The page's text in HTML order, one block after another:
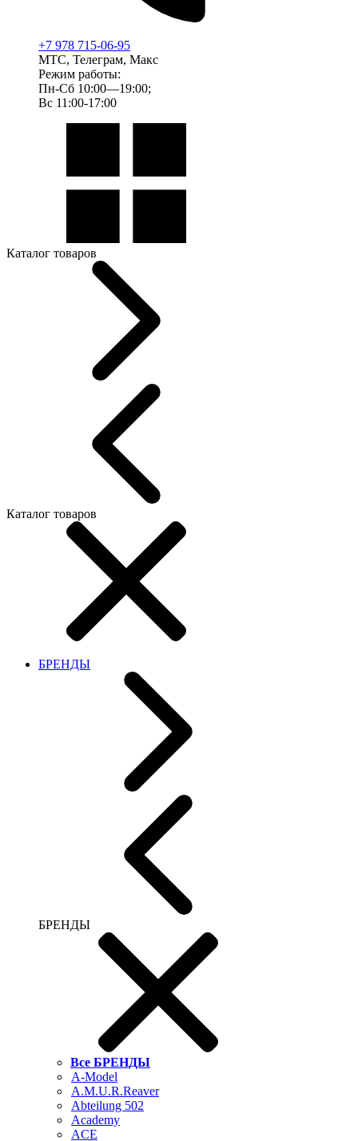
+7 978 715-06-95
МТС, Телеграм, Макс
Режим работы:
Пн-Сб 10:00—19:00;
Вс 11:00-17:00
Каталог товаров
Каталог товаров
БРЕНДЫ
БРЕНДЫ
Все БРЕНДЫ
A-Model
A.M.U.R.Reaver
Abteilung 502
Academy
ACE